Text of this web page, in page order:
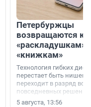
Петербуржцы
возвращаются к
«раскладушкам»
«книжкам»
Технология гибких
перестает быть
переходит в разряд
повседневных
5 августа, 13:56